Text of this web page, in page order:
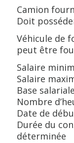
Camion
Doit
Véhicule de
peut être
Salaire
Salaire
Base
Nombre
Date de
Durée du
déterminée